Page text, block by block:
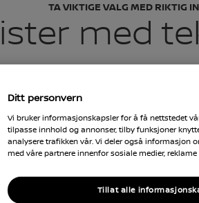
TA VIKTIGE VALG MED RIKTIG
med
for mer
Ditt personvern
Vi bruker informasjonskapsler for å få nettstedet
tilpasse innhold og annonser, tilby funksjoner
analysere trafikken vår. Vi deler også informasjon
med våre partnere innenfor sosiale medier, reklame
Tillat alle